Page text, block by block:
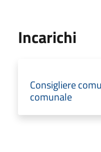
Incarichi
Consigliere
comunale